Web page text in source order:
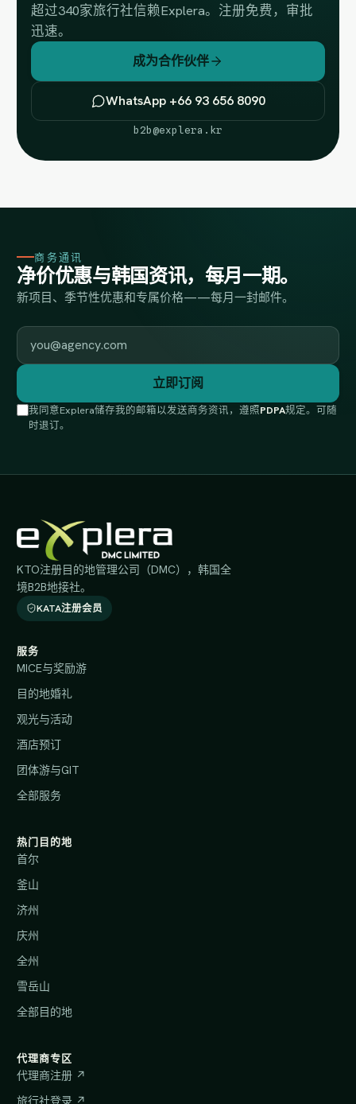
超过340家旅行社信赖Explera。注册免费，审批
迅速。
成为合作伙伴
WhatsApp +66 93 656 8090
b2b@explera.kr
商务通讯
净价优惠与韩国资讯，每月一期。
新项目、季节性优惠和专属价格——每月一封邮件。
工作邮箱
立即订阅
我同意Explera储存我的邮箱以发送商务资讯，遵照PDPA规定。可随
时退订。
KTO注册目的地管理公司（DMC），韩国全
境B2B地接社。
KATA注册会员
服务
MICE与奖励游
目的地婚礼
观光与活动
酒店预订
团体游与GIT
全部服务
热门目的地
首尔
釜山
济州
庆州
全州
雪岳山
全部目的地
代理商专区
代理商注册 ↗
旅行社登录 ↗